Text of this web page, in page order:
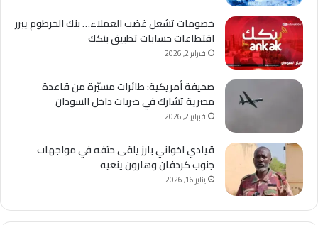
خصومات تشعل غضب العملاء… بنك الخرطوم يبرر
اقتطاعات حسابات تطبيق بنكك
فبراير 2, 2026
صحيفة أمريكية: طائرات مسيّرة من قاعدة
مصرية تشارك في ضربات داخل السودان
فبراير 2, 2026
قيادي اخواني بارز يلقى حتفه في مواجهات
جنوب كردفان وهارون ينعيه
يناير 16, 2026